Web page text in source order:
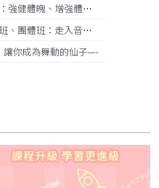
[營隊]️🏓桌球夏季班：強健體魄、增強體能---
[營隊]🎵️音樂班個別班、團體班：走入音樂世界-
讓你成為舞動的仙子—-